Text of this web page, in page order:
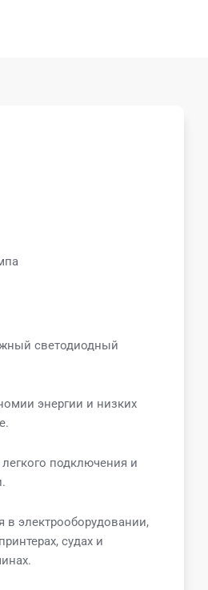
светодиодный
энергии и низких
подключения и
в электрооборудовании,
судах и